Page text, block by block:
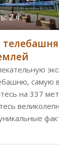
2 ч.
самую
на 337